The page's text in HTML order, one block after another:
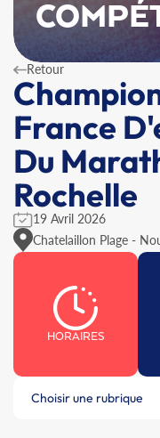
Retour
France
Du
Rochelle
19 Avril 2026
Chatelaillon Plage -
HORAIRES
Choisir une rubrique